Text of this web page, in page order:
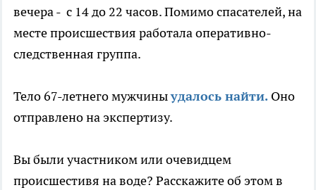
вечера - с 14 до 22 часов. Помимо спасателей, на
месте происшествия работала оперативно-
следственная группа.
Тело 67-летнего мужчиныудалось найти. Оно
отправлено на экспертизу.
Вы были участником или очевидцем
происшестивя на воде? Расскажите об этом в